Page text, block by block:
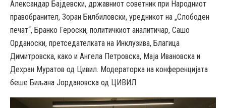
Александар Бајдевски, државниот советник при Народниот
правобранител, Зоран Билбиловски, уредникот на „Слободен
печат“, Бранко Героски, политичкиот аналитичар, Сашо
Орданоски, претседателката на Инклузива, Благица
Димитровска, како и Ангела Петровска, Маја Ивановска и
Дехран Муратов од Цивил. Модераторка на конференцијата
беше Биљана Јордановска од ЦИВИЛ.